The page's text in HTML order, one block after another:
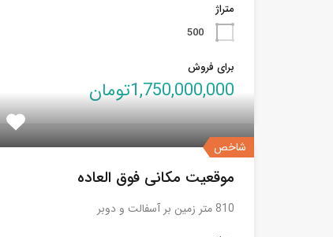
متراژ
500
برای فروش
1,750,000,000تومان
شاخص
موقعیت مکانی فوق العاده
810 متر زمین بر آسفالت و دوبر